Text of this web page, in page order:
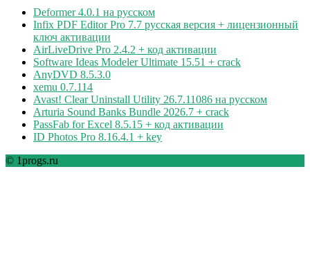
Deformer 4.0.1 на русском
Infix PDF Editor Pro 7.7 русская версия + лицензионный
ключ активации
AirLiveDrive Pro 2.4.2 + код активации
Software Ideas Modeler Ultimate 15.51 + crack
AnyDVD 8.5.3.0
xemu 0.7.114
Avast! Clear Uninstall Utility 26.7.11086 на русском
Arturia Sound Banks Bundle 2026.7 + crack
PassFab for Excel 8.5.15 + код активации
ID Photos Pro 8.16.4.1 + key
© 1progs.ru